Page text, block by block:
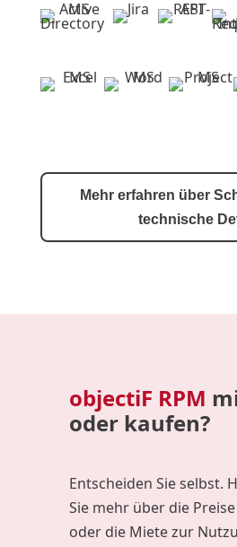
Mehr erfahren über
technische
objectiF RPM
oder kaufen?
Entscheiden Sie selbst.
Sie mehr über die
oder die Miete zur